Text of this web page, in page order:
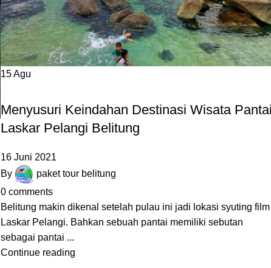
15Agu
Menyusuri Keindahan Destinasi Wisata
Laskar Pelangi Belitung
16 Juni 2021
By
paket tour belitung
0 comments
Belitung makin dikenal setelah pulau ini jadi lokasi syuting film
Laskar Pelangi. Bahkan sebuah pantai memiliki sebutan
sebagai pantai ...
Continue reading